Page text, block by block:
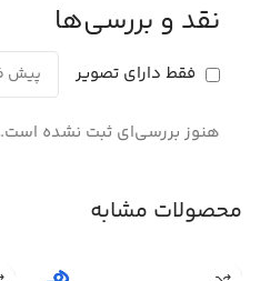
نقد و بررسی‌ها
فقط دارای تصویر
هنوز بررسی‌ای ثبت نشده است.
محصولات مشابه